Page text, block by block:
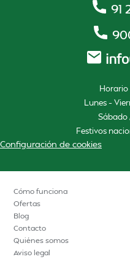
91
Horario
Lunes –
Sábado
Festivos
Configuración de cookies
Cómo funciona
Ofertas
Blog
Contacto
Quiénes somos
Aviso legal